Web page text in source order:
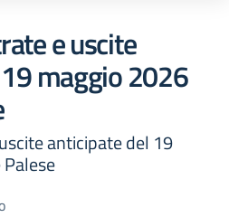
e uscite
maggio 2026
anticipate del 19